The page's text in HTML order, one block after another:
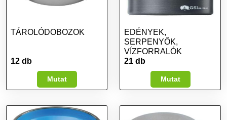
TÁROLÓDOBOZOK
12 db
Mutat
EDÉNYEK,
SERPENYŐK,
VÍZFORRALÓK
21 db
Mutat